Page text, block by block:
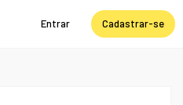
Entrar Cadastrar-se